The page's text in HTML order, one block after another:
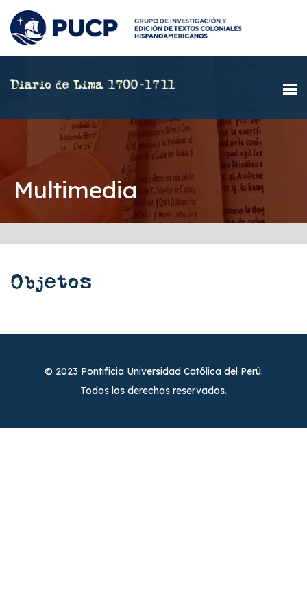
Multimedia
Objetos
© 2023 Pontificia Universidad Católica del Perú.
Todos los derechos reservados.